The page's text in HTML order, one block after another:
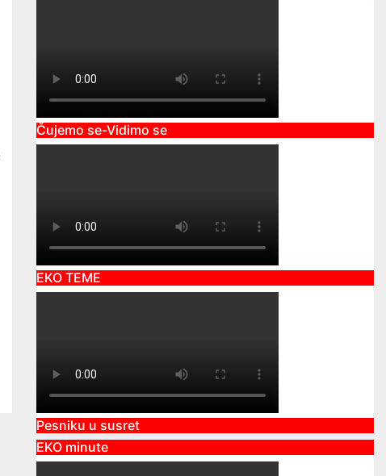
Čujemo se-Vidimo se
EKO TEME
Pesniku u susret
EKO minute